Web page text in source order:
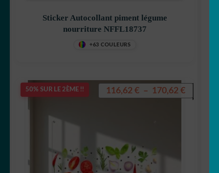
Sticker Autocollant piment légume
nourriture NFFL18737
+63 COULEURS
50% SUR LE 2ÈME !! 116,62 € – 170,62 €Plage